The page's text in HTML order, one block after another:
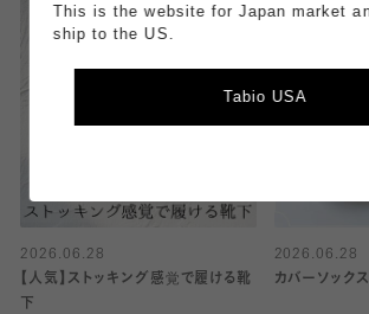
2026.06.28
【人気】ストッキング感覚で履ける靴
下
2026.06.28
カバーソック
This is the website for Japan market
ship to the US.
Tabio USA